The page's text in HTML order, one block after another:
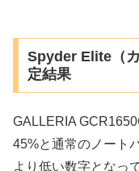
Spyder Elite（
定結果
GALLERIA
45%と通常のノート
より低い数字となっ